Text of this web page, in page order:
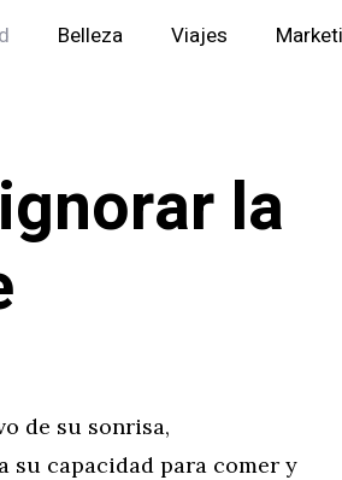
Belleza Viajes
la
de su sonrisa,
su capacidad para comer y